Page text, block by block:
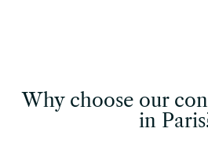
Why choose our
in